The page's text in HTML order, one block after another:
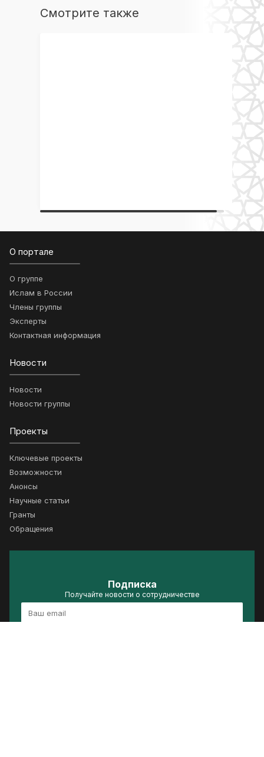
Смотрите также
О портале
О группе
Ислам в России
Члены группы
Эксперты
Контактная информация
Новости
Новости
Новости группы
Проекты
Ключевые проекты
Возможности
Анонсы
Научные статьи
Гранты
Обращения
Подписка
Получайте новости о сотрудничестве